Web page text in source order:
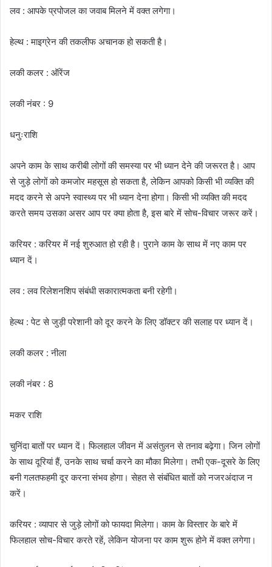
लव : आपके प्रपोजल का जवाब मिलने में वक्त लगेगा।
हेल्थ : माइग्रेन की तकलीफ अचानक हो सकती है।
लकी कलर : ऑरेंज
लकी नंबर : 9
धनुःराशि
अपने काम के साथ करीबी लोगों की समस्या पर भी ध्यान देने की जरूरत है। आप
से जुड़े लोगों को कमजोर महसूस हो सकता है, लेकिन आपको किसी भी व्यक्ति की
मदद करने से अपने स्वास्थ्य पर भी ध्यान देना होगा। किसी भी व्यक्ति की मदद
करते समय उसका असर आप पर क्या होता है, इस बारे में सोच-विचार जरूर करें।
करियर : करियर में नई शुरुआत हो रही है। पुराने काम के साथ में नए काम पर
ध्यान दें।
लव : लव रिलेशनशिप संबंधी सकारात्मकता बनी रहेगी।
हेल्थ : पेट से जुड़ी परेशानी को दूर करने के लिए डॉक्टर की सलाह पर ध्यान दें।
लकी कलर : नीला
लकी नंबर : 8
मकर राशि
चुनिंदा बातों पर ध्यान दें। फिलहाल जीवन में असंतुलन से तनाव बढ़ेगा। जिन लोगों
के साथ दूरियां हैं, उनके साथ चर्चा करने का मौका मिलेगा। तभी एक-दूसरे के लिए
बनी गलतफहमी दूर करना संभव होगा। सेहत से संबंधित बातों को नजरअंदाज न
करें।
करियर : व्यापार से जुड़े लोगों को फायदा मिलेगा। काम के विस्तार के बारे में
फिलहाल सोच-विचार करते रहें, लेकिन योजना पर काम शुरू होने में वक्त लगेगा।